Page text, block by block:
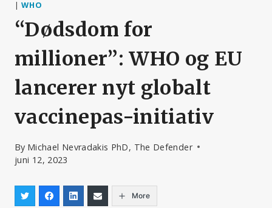
|WHO
“Dødsdom for
millioner”: WHO og EU
lancerer nyt globalt
vaccinepas-initiativ
By Michael Nevradakis PhD, The Defender
juni 12, 2023
More